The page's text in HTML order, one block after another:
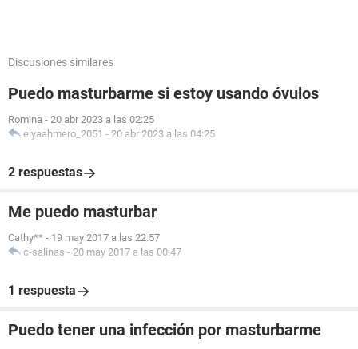
Discusiones similares
Puedo masturbarme si estoy usando óvulos
Romina - 20 abr 2023 a las 02:25
elyaahmero_2051 - 20 abr 2023 a las 04:25
2 respuestas
Me puedo masturbar
Cathy** - 19 may 2017 a las 22:57
c-salinas - 20 may 2017 a las 00:47
1 respuesta
Puedo tener una infección por masturbarme